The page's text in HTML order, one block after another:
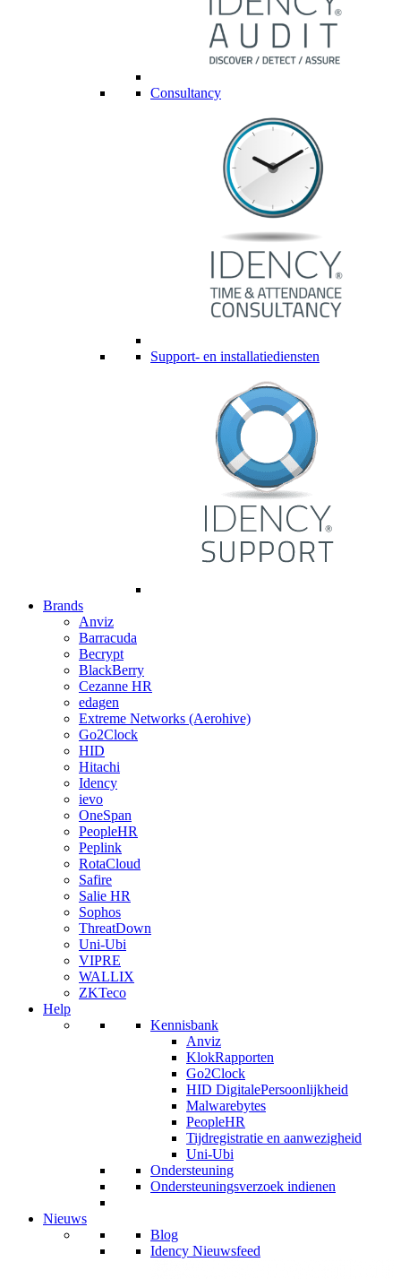
Consultancy
Support- en installatiediensten
Brands
Anviz
Barracuda
Becrypt
BlackBerry
Cezanne HR
edagen
Extreme Networks (Aerohive)
Go2Clock
HID
Hitachi
Idency
ievo
OneSpan
PeopleHR
Peplink
RotaCloud
Safire
Salie HR
Sophos
ThreatDown
Uni-Ubi
VIPRE
WALLIX
ZKTeco
Help
Kennisbank
Anviz
KlokRapporten
Go2Clock
HID DigitalePersoonlijkheid
Malwarebytes
PeopleHR
Tijdregistratie en aanwezigheid
Uni-Ubi
Ondersteuning
Ondersteuningsverzoek indienen
Nieuws
Blog
Idency Nieuwsfeed